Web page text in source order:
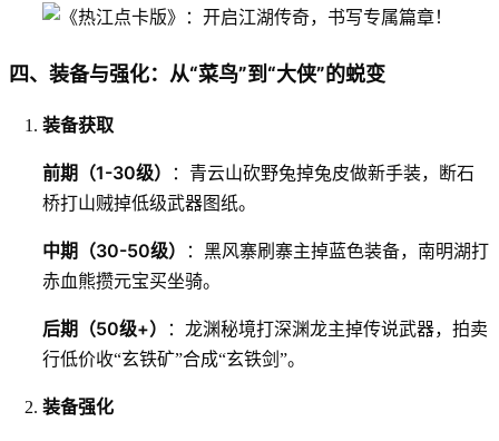
四、装备与强化：从“菜鸟”到“大侠”的蜕变
装备获取
前期（1-30级）
：青云山砍野兔掉兔皮做新手装，断石
桥打山贼掉低级武器图纸。
中期（30-50级）
：黑风寨刷寨主掉蓝色装备，南明湖打
赤血熊攒元宝买坐骑。
后期（50级+）
：龙渊秘境打深渊龙主掉传说武器，拍卖
行低价收“玄铁矿”合成“玄铁剑”。
装备强化